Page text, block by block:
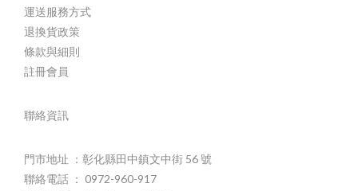
運送服務方式
退換貨政策
條款與細則
註冊會員
聯絡資訊
門市地址 ：彰化縣田中鎮文中街 56 號
聯絡電話 ： 0972-960-917